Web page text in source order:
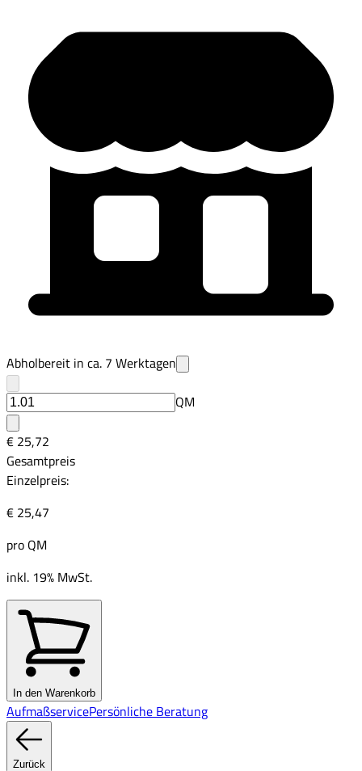
Abholbereit in ca. 7 Werktagen
QM
€ 25,72
Gesamtpreis
Einzelpreis:
€ 25,47
pro QM
inkl. 19% MwSt.
In den Warenkorb
AufmaßservicePersönliche Beratung
Zurück